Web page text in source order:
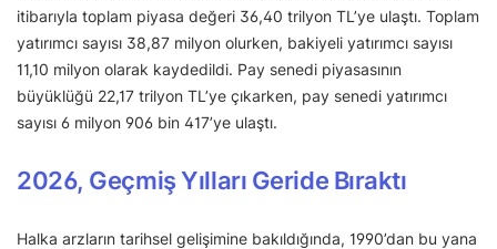
itibarıyla toplam piyasa değeri 36,40 trilyon TL’ye ulaştı. Toplam
yatırımcı sayısı 38,87 milyon olurken, bakiyeli yatırımcı sayısı
11,10 milyon olarak kaydedildi. Pay senedi piyasasının
büyüklüğü 22,17 trilyon TL’ye çıkarken, pay senedi yatırımcı
sayısı 6 milyon 906 bin 417’ye ulaştı.
2026, Geçmiş Yılları Geride Bıraktı
Halka arzların tarihsel gelişimine bakıldığında, 1990’dan bu yana